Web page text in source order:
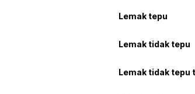
Lemak tepu
Lemak tidak tepu
Lemak tidak tepu